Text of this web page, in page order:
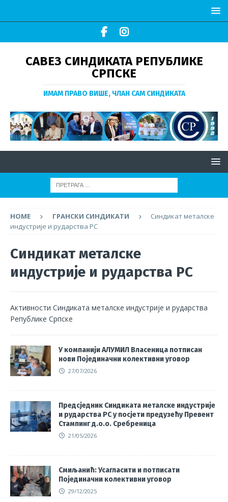
САВЕЗ СИНДИКАТА РЕПУБЛИКЕ
СРПСКЕ
ИМАМ ПРАВО ВИШЕ, ЧЛАН САМ СИНДИКАТА
HOME ГРАНСКИ СИНДИКАТИ
Синдикат металске
индустрије и рударства РС
Синдикат металске
индустрије и рударства РС
Активности Синдиката металске индустрије и рударства
Републике Српске
У компанији АЛУМИЛ Власеница потписан
нови Појединачни колективни уговор
27/07/2026
Предсједник Синдиката металске индустрије
и рударства РС у посјети предузећу Превент
Стампинг д.о.о. Сребреница
21/05/2026
Смиљанић: Усагласити и потписати
Појединачни колективни уговор
29/12/2025